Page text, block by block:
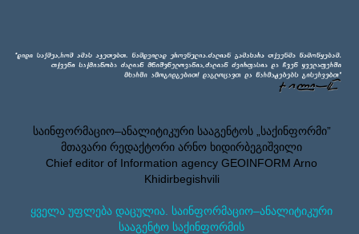
საინფორმაციო–ანალიტიკური სააგენტოს „საქინფორმი”
მთავარი რედაქტორი არნო ხიდირბეგიშვილი
Chief editor of Information agency GEOINFORM Arno
Khidirbegishvili
ყველა უფლება დაცულია. საინფორმაციო–ანალიტიკური
სააგენტო საქინფორმის